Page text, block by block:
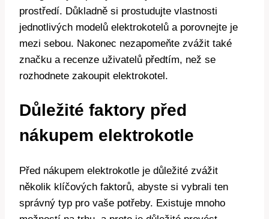
‍prostředí. Důkladně ​si prostudujte vlastnosti
⁢jednotlivých modelů elektrokotelů a porovnejte je
mezi sebou. Nakonec ‍nezapomeňte zvážit ​také ​
značku a recenze ‍uživatelů předtím, než​ se
⁤rozhodnete zakoupit elektrokotel.
Důležité faktory před
nákupem elektrokotle
Před nákupem elektrokotle ‌je důležité zvážit
několik klíčových⁤ faktorů,​ abyste⁢ si vybrali ⁣ten
‌správný typ pro vaše potřeby. Existuje mnoho